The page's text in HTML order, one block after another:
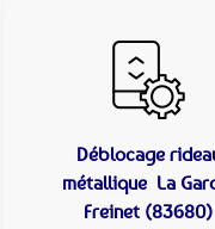
Déblocage
métallique La
Freinet (83680)